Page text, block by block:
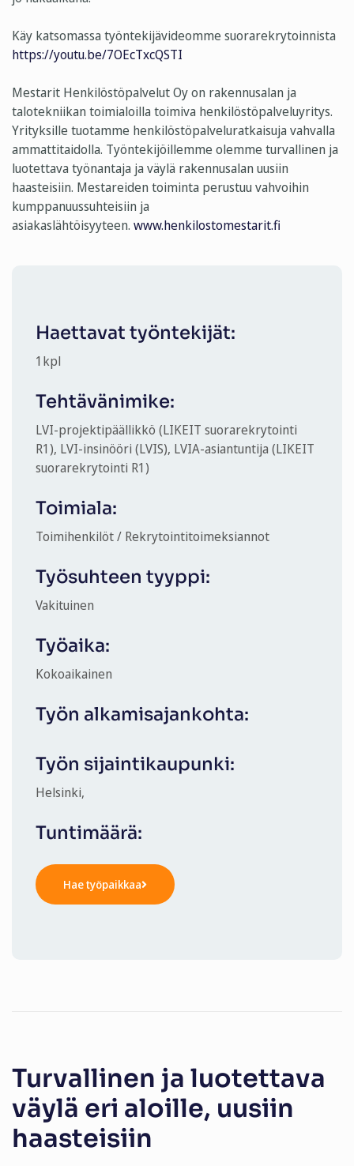
Käy katsomassa työntekijävideomme suorarekrytoinnista
https://youtu.be/7OEcTxcQSTI
Mestarit Henkilöstöpalvelut Oy on rakennusalan ja
talotekniikan toimialoilla toimiva henkilöstöpalveluyritys.
Yrityksille tuotamme henkilöstöpalveluratkaisuja vahvalla
ammattitaidolla. Työntekijöillemme olemme turvallinen ja
luotettava työnantaja ja väylä rakennusalan uusiin
haasteisiin. Mestareiden toiminta perustuu vahvoihin
kumppanuussuhteisiin ja
asiakaslähtöisyyteen. www.henkilostomestarit.fi
Haettavat työntekijät:
1 kpl
Tehtävänimike:
LVI-projektipäällikkö (LIKEIT suorarekrytointi
R1), LVI-insinööri (LVIS), LVIA-asiantuntija (LIKEIT
suorarekrytointi R1)
Toimiala:
Toimihenkilöt / Rekrytointitoimeksiannot
Työsuhteen tyyppi:
Vakituinen
Työaika:
Kokoaikainen
Työn alkamisajankohta:
Työn sijaintikaupunki:
Helsinki,
Tuntimäärä:
Hae työpaikkaa
Turvallinen ja luotettava
väylä eri aloille, uusiin
haasteisiin